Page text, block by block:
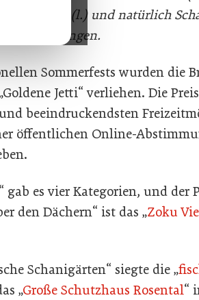
Grießler (l.) und natürlich
Sommerfests wurden die
Jetti“ verliehen. Die
beeindruckendsten
öffentlichen Online-
gab es vier Kategorien, und der
den Dächern“ ist das „Zoku
Schanigärten“ siegte die „
„Große Schutzhaus Rosental“